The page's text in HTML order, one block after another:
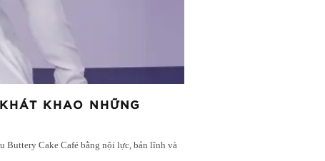
KHAO NHỮNG
Buttery Cake Café bằng nội lực, bản lĩnh và